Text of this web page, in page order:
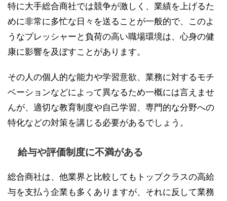
特に大手総合商社では競争が激しく、業績を上げるた
めに非常に多忙な日々を送ることが一般的で、このよ
うなプレッシャーと負荷の高い職場環境は、心身の健
康に影響を及ぼすことがあります。
その人の個人的な能力や学習意欲、業務に対するモチ
ベーションなどによって異なるため一概には言えませ
んが、適切な教育制度や自己学習、専門的な分野への
特化などの対策を講じる必要があるでしょう。
給与や評価制度に不満がある
総合商社は、他業界と比較してもトップクラスの高給
与を支払う企業も多くありますが、それに反して業務